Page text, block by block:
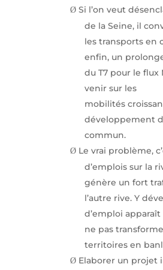
Ø Si l’on veut
de la Seine, il
les transports en
enfin, un
du T7 pour le flux
venir sur les
mobilités
développement
commun.
Ø Le vrai problème,
d’emplois sur la
génère un fort
l’autre rive. Y
d’emploi
ne pas
territoires en
Ø Elaborer un projet